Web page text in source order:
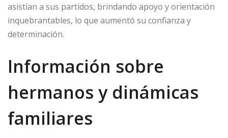
asistían a sus partidos, brindando apoyo y orientación
inquebrantables, lo que aumentó su confianza y
determinación.
Información sobre
hermanos y dinámicas
familiares